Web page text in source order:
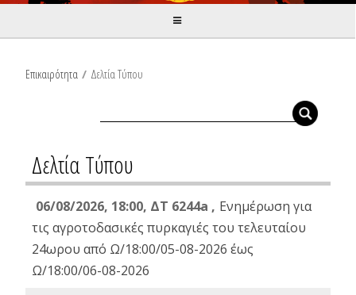
Επικαιρότητα / Δελτία Τύπου
Δελτία Τύπου
06/08/2026, 18:00, ΔΤ 6244a , Ενημέρωση για
τις αγροτοδασικές πυρκαγιές του τελευταίου
24ωρου από Ω/18:00/05-08-2026 έως
Ω/18:00/06-08-2026